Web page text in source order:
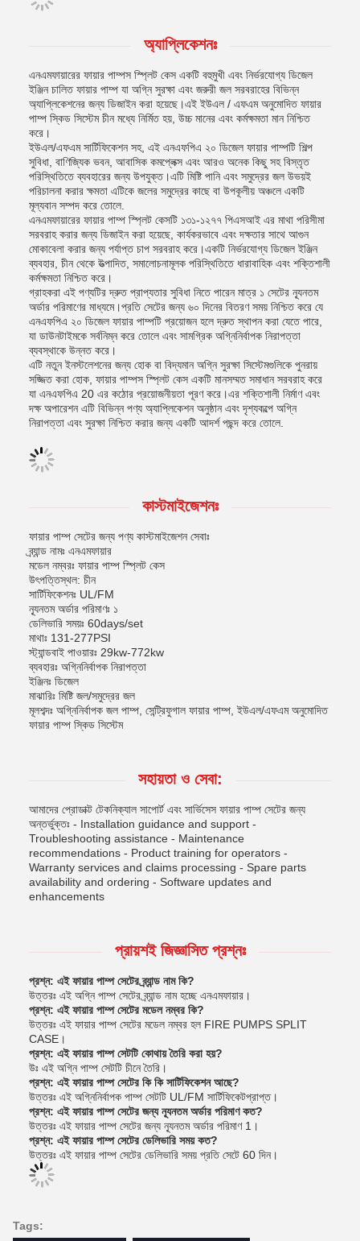
অ্যাপ্লিকেশনঃ
এনএমফায়ারের ফায়ার পাম্পস স্প্লিট কেস একটি বহুমুখী এবং নির্ভরযোগ্য ডিজেল
ইঞ্জিন চালিত ফায়ার পাম্প যা অগ্নি সুরক্ষা এবং জরুরী জল সরবরাহের বিভিন্ন
অ্যাপ্লিকেশনের জন্য ডিজাইন করা হয়েছে।এই ইউএল / এফএম অনুমোদিত ফায়ার
পাম্প স্কিড সিস্টেম চীন মধ্যে নির্মিত হয়, উচ্চ মানের এবং কর্মক্ষমতা মান নিশ্চিত
করে।
ইউএল/এফএম সার্টিফিকেশন সহ, এই এনএফপিএ ২০ ডিজেল ফায়ার পাম্পটি শিল্প
সুবিধা, বাণিজ্যিক ভবন, আবাসিক কমপ্লেক্স এবং আরও অনেক কিছু সহ বিস্তৃত
পরিস্থিতিতে ব্যবহারের জন্য উপযুক্ত।এটি মিষ্টি পানি এবং সমুদ্রের জল উভয়ই
পরিচালনা করার ক্ষমতা এটিকে জলের সমুদ্রের কাছে বা উপকূলীয় অঞ্চলে একটি
মূল্যবান সম্পদ করে তোলে.
এনএমফায়ারের ফায়ার পাম্প স্প্লিট কেসটি ১৩১-১২৭৭ পিএসআই এর মাথা পরিসীমা
সরবরাহ করার জন্য ডিজাইন করা হয়েছে, কার্যকরভাবে এবং দক্ষতার সাথে আগুন
মোকাবেলা করার জন্য পর্যাপ্ত চাপ সরবরাহ করে।একটি নির্ভরযোগ্য ডিজেল ইঞ্জিন
ব্যবহার, চীন থেকে উত্পাদিত, সমালোচনামূলক পরিস্থিতিতে ধারাবাহিক এবং শক্তিশালী
কর্মক্ষমতা নিশ্চিত করে।
গ্রাহকরা এই পণ্যটির দ্রুত প্রাপ্যতার সুবিধা নিতে পারেন মাত্র ১ সেটের ন্যূনতম
অর্ডার পরিমাণের মাধ্যমে।প্রতি সেটের জন্য ৬০ দিনের বিতরণ সময় নিশ্চিত করে যে
এনএফপিএ ২০ ডিজেল ফায়ার পাম্পটি প্রয়োজন হলে দ্রুত স্থাপন করা যেতে পারে,
যা ডাউনটাইমকে সর্বনিম্ন করে তোলে এবং সামগ্রিক অগ্নিনির্বাপক নিরাপত্তা
ব্যবস্থাকে উন্নত করে।
এটি নতুন ইনস্টলেশনের জন্য হোক বা বিদ্যমান অগ্নি সুরক্ষা সিস্টেমগুলিকে পুনরায়
সজ্জিত করা হোক, ফায়ার পাম্পস স্প্লিট কেস একটি মানসম্মত সমাধান সরবরাহ করে
যা এনএফপিএ 20 এর কঠোর প্রয়োজনীয়তা পূরণ করে।এর শক্তিশালী নির্মাণ এবং
দক্ষ অপারেশন এটি বিভিন্ন পণ্য অ্যাপ্লিকেশন অনুষ্ঠান এবং দৃশ্যকল্পে অগ্নি
নিরাপত্তা এবং সুরক্ষা নিশ্চিত করার জন্য একটি আদর্শ পছন্দ করে তোলে.
কাস্টমাইজেশনঃ
ফায়ার পাম্প সেটের জন্য পণ্য কাস্টমাইজেশন সেবাঃ
ব্র্যান্ড নামঃ এনএমফায়ার
মডেল নম্বরঃ ফায়ার পাম্প স্প্লিট কেস
উৎপত্তিস্থল: চীন
সার্টিফিকেশনঃ UL/FM
ন্যূনতম অর্ডার পরিমাণঃ ১
ডেলিভারি সময়ঃ 60days/set
মাথাঃ 131-277PSI
স্ট্যান্ডবাই পাওয়ারঃ 29kw-772kw
ব্যবহারঃ অগ্নিনির্বাপক নিরাপত্তা
ইঞ্জিনঃ ডিজেল
মাঝারিঃ মিষ্টি জল/সমুদ্রের জল
মূলশব্দঃ অগ্নিনির্বাপক জল পাম্প, সেন্ট্রিফুগাল ফায়ার পাম্প, ইউএল/এফএম অনুমোদিত
ফায়ার পাম্প স্কিড সিস্টেম
সহায়তা ও সেবা:
আমাদের প্রোডাক্ট টেকনিক্যাল সাপোর্ট এবং সার্ভিসেস ফায়ার পাম্প সেটের জন্য
অন্তর্ভুক্তঃ - Installation guidance and support -
Troubleshooting assistance - Maintenance
recommendations - Product training for operators -
Warranty services and claims processing - Spare parts
availability and ordering - Software updates and
enhancements
প্রায়শই জিজ্ঞাসিত প্রশ্নঃ
প্রশ্ন: এই ফায়ার পাম্প সেটের ব্র্যান্ড নাম কি?
উত্তরঃ এই অগ্নি পাম্প সেটের ব্র্যান্ড নাম হচ্ছে এনএমফায়ার।
প্রশ্ন: এই ফায়ার পাম্প সেটের মডেল নম্বর কি?
উত্তরঃ এই ফায়ার পাম্প সেটের মডেল নম্বর হল FIRE PUMPS SPLIT
CASE।
প্রশ্ন: এই ফায়ার পাম্প সেটটি কোথায় তৈরি করা হয়?
উঃ এই অগ্নি পাম্প সেটটি চীনে তৈরি।
প্রশ্ন: এই ফায়ার পাম্প সেটের কি কি সার্টিফিকেশন আছে?
উত্তরঃ এই অগ্নিনির্বাপক পাম্প সেটটি UL/FM সার্টিফিকেটপ্রাপ্ত।
প্রশ্ন: এই ফায়ার পাম্প সেটের জন্য ন্যূনতম অর্ডার পরিমাণ কত?
উত্তরঃ এই ফায়ার পাম্প সেটের জন্য ন্যূনতম অর্ডার পরিমাণ 1।
প্রশ্ন: এই ফায়ার পাম্প সেটের ডেলিভারি সময় কত?
উত্তরঃ এই ফায়ার পাম্প সেটের ডেলিভারি সময় প্রতি সেটে 60 দিন।
Tags: